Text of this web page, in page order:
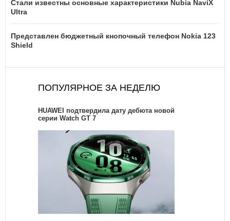
Стали известны основные характеристики Nubia NaviX
Ultra
Представлен бюджетный кнопочный телефон Nokia 123
Shield
ПОПУЛЯРНОЕ ЗА НЕДЕЛЮ
HUAWEI подтвердила дату дебюта новой
серии Watch GT 7